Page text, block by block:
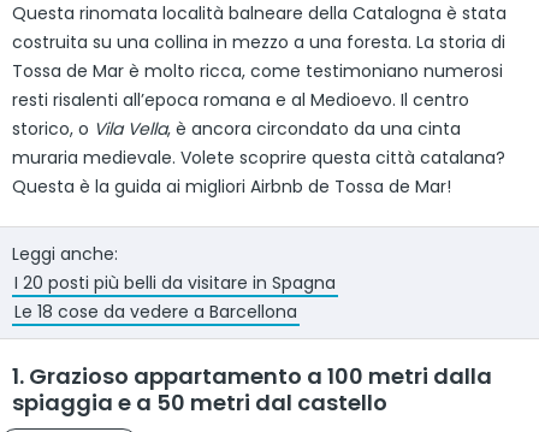
Questa rinomata località balneare della Catalogna è stata
costruita su una collina in mezzo a una foresta. La storia di
Tossa de Mar è molto ricca, come testimoniano numerosi
resti risalenti all’epoca romana e al Medioevo. Il centro
storico, o Vila Vella, è ancora circondato da una cinta
muraria medievale. Volete scoprire questa città catalana?
Questa è la guida ai migliori Airbnb de Tossa de Mar!
Leggi anche:
I 20 posti più belli da visitare in Spagna
Le 18 cose da vedere a Barcellona
1. Grazioso appartamento a 100 metri dalla
spiaggia e a 50 metri dal castello